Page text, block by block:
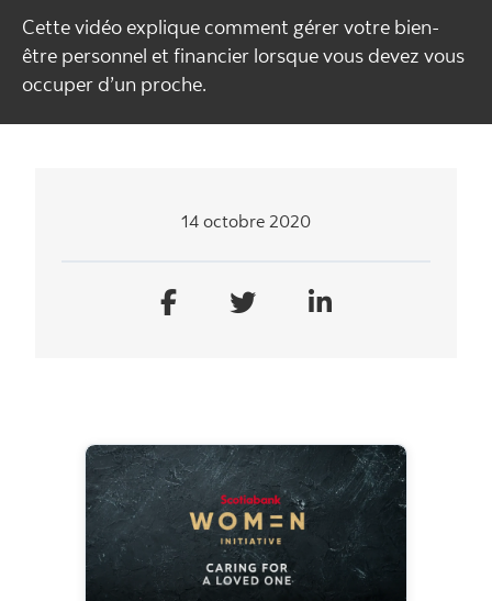
Cette vidéo explique comment gérer votre bien-
être personnel et financier lorsque vous devez vous
occuper d’un proche.
14 octobre 2020